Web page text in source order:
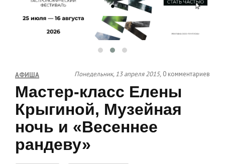
АФИША Понедельник, 13 апреля 2015, 0 комментариев
Мастер-класс Елены
Крыгиной, Музейная
ночь и «Весеннее
рандеву»